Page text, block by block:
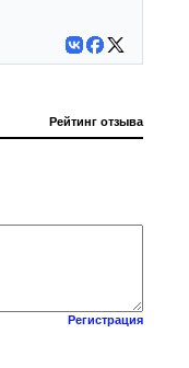
Рейтинг отзыва
Регистрация